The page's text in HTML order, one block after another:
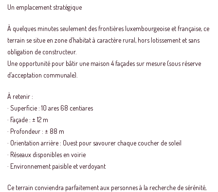
Un emplacement stratégique
À quelques minutes seulement des frontières luxembourgeoise et française, ce
terrain se situe en zone d’habitat à caractère rural, hors lotissement et sans
obligation de constructeur.
Une opportunité pour bâtir une maison 4 façades sur mesure (sous réserve
d’acceptation communale).
À retenir :
· Superficie : 10 ares 68 centiares
· Façade : ± 12 m
· Profondeur : ± 88 m
· Orientation arrière : Ouest pour savourer chaque coucher de soleil
· Réseaux disponibles en voirie
· Environnement paisible et verdoyant
Ce terrain conviendra parfaitement aux personnes à la recherche de sérénité,